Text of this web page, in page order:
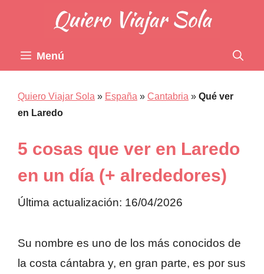
contenido
Menú
Quiero Viajar Sola » España » Cantabria » Qué ver
en Laredo
5 cosas que ver en Laredo
en un día (+ alrededores)
Última actualización: 16/04/2026
Su nombre es uno de los más conocidos de
la costa cántabra y, en gran parte, es por sus